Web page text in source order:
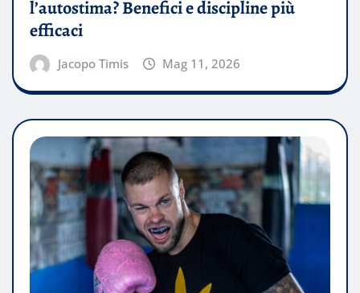
l’autostima? Benefici e discipline più
efficaci
Jacopo Timis Mag 11, 2026